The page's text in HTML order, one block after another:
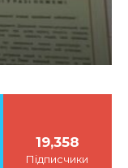
19,358
Підписчики